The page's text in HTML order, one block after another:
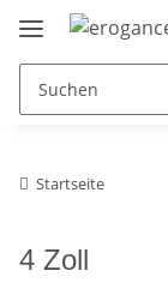
Startseite
4 Zoll